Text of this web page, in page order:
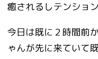
癒されるしテンショ
今日は既に２時間前
ゃんが先に来ていて